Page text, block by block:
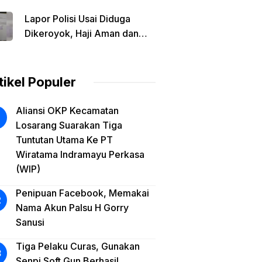
2026 Demi Kemajuan Daerah
Lapor Polisi Usai Diduga
Dikeroyok, Haji Aman dan
Populer
Aliansi OKP Kecamatan
Losarang Suarakan Tiga
Tuntutan Utama Ke PT
Wiratama Indramayu Perkasa
(WIP)
Penipuan Facebook, Memakai
Nama Akun Palsu H Gorry
Sanusi
Tiga Pelaku Curas, Gunakan